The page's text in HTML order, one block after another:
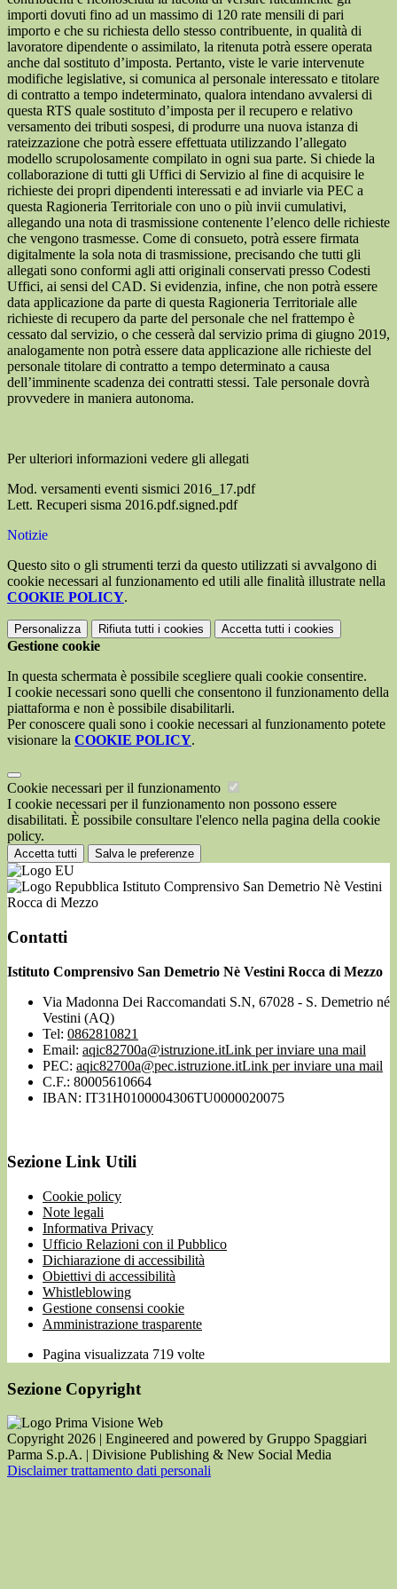
importi dovuti fino ad un massimo di 120 rate mensili di pari
importo e che su richiesta dello stesso contribuente, in qualità di
lavoratore dipendente o assimilato, la ritenuta potrà essere operata
anche dal sostituto d’imposta. Pertanto, viste le varie intervenute
modifiche legislative, si comunica al personale interessato e titolare
di contratto a tempo indeterminato, qualora intendano avvalersi di
questa RTS quale sostituto d’imposta per il recupero e relativo
versamento dei tributi sospesi, di produrre una nuova istanza di
rateizzazione che potrà essere effettuata utilizzando l’allegato
modello scrupolosamente compilato in ogni sua parte. Si chiede la
collaborazione di tutti gli Uffici di Servizio al fine di acquisire le
richieste dei propri dipendenti interessati e ad inviarle via PEC a
questa Ragioneria Territoriale con uno o più invii cumulativi,
allegando una nota di trasmissione contenente l’elenco delle richieste
che vengono trasmesse. Come di consueto, potrà essere firmata
digitalmente la sola nota di trasmissione, precisando che tutti gli
allegati sono conformi agli atti originali conservati presso Codesti
Uffici, ai sensi del CAD. Si evidenzia, infine, che non potrà essere
data applicazione da parte di questa Ragioneria Territoriale alle
richieste di recupero da parte del personale che nel frattempo è
cessato dal servizio, o che cesserà dal servizio prima di giugno 2019,
analogamente non potrà essere data applicazione alle richieste del
personale titolare di contratto a tempo determinato a causa
dell’imminente scadenza dei contratti stessi. Tale personale dovrà
provvedere in maniera autonoma.
Per ulteriori informazioni vedere gli allegati
Mod. versamenti eventi sismici 2016_17.pdf
Lett. Recuperi sisma 2016.pdf.signed.pdf
Notizie
Questo sito o gli strumenti terzi da questo utilizzati si avvalgono di
cookie necessari al funzionamento ed utili alle finalità illustrate nella
COOKIE POLICY.
Personalizza Rifiuta tutti i cookies Accetta tutti i cookies
Gestione cookie
In questa schermata è possibile scegliere quali cookie consentire.
I cookie necessari sono quelli che consentono il funzionamento della
piattaforma e non è possibile disabilitarli.
Per conoscere quali sono i cookie necessari al funzionamento potete
visionare la COOKIE POLICY.
Cookie necessari per il funzionamento
I cookie necessari per il funzionamento non possono essere
disabilitati. È possibile consultare l'elenco nella pagina della cookie
policy.
Accetta tutti Salva le preferenze
Istituto Comprensivo San Demetrio Nè Vestini
Rocca di Mezzo
Contatti
Istituto Comprensivo San Demetrio Nè Vestini Rocca di Mezzo
Via Madonna Dei Raccomandati S.N, 67028 - S. Demetrio né
Vestini (AQ)
Tel: 0862810821
Email: aqic82700a@istruzione.itLink per inviare una mail
PEC: aqic82700a@pec.istruzione.itLink per inviare una mail
C.F.: 80005610664
IBAN: IT31H0100004306TU0000020075
Sezione Link Utili
Cookie policy
Note legali
Informativa Privacy
Ufficio Relazioni con il Pubblico
Dichiarazione di accessibilità
Obiettivi di accessibilità
Whistleblowing
Gestione consensi cookie
Amministrazione trasparente
Pagina visualizzata 719 volte
Sezione Copyright
Copyright 2026 | Engineered and powered by Gruppo Spaggiari
Parma S.p.A. | Divisione Publishing & New Social Media
Disclaimer trattamento dati personali